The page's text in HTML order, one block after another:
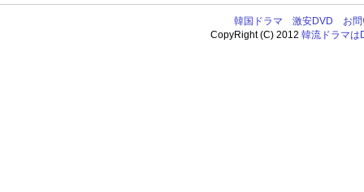
韓国ドラマ 激安DVD
お
CopyRight (C) 2012韓流ドラマは